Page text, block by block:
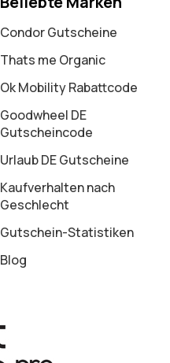
Condor Gutscheine
Thats me Organic
Ok Mobility Rabattcode
Goodwheel DE
Gutscheincode
Urlaub DE Gutscheine
Kaufverhalten nach
Geschlecht
Gutschein-Statistiken
Blog